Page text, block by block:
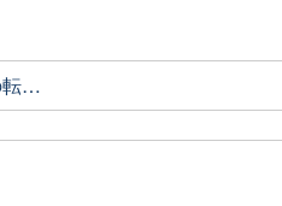
理学療法士の転職ガイド